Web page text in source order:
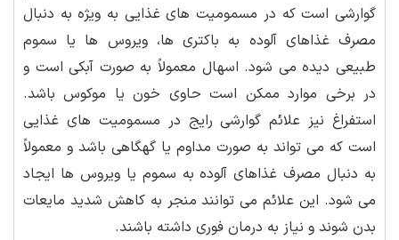
گوارشی است که در مسمومیت های غذایی به ویژه به دنبال
مصرف غذاهای آلوده به باکتری ها، ویروس ها یا سموم
طبیعی دیده می شود. اسهال معمولاً به صورت آبکی است و
در برخی موارد ممکن است حاوی خون یا موکوس باشد.
استفراغ نیز علائم گوارشی رایج در مسمومیت های غذایی
است که می تواند به صورت مداوم یا گهگاهی باشد و معمولاً
به دنبال مصرف غذاهای آلوده به سموم یا ویروس ها ایجاد
می شود. این علائم می توانند منجر به کاهش شدید مایعات
بدن شوند و نیاز به درمان فوری داشته باشند.